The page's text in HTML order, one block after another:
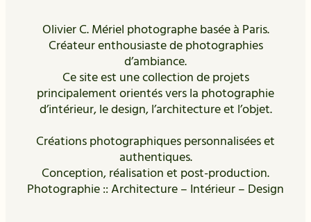
Olivier C. Mériel photographe basée à Paris.
Créateur enthousiaste de photographies
d’ambiance.
Ce site est une collection de projets
principalement orientés vers la photographie
d’intérieur, le design, l’architecture et l’objet.
Créations photographiques personnalisées et
authentiques.
Conception, réalisation et post-production.
Photographie :: Architecture – Intérieur – Design